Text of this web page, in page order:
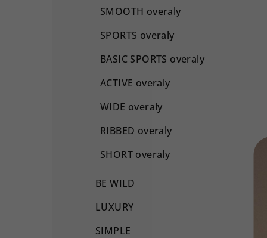
SMOOTH overaly
SPORTS overaly
BASIC SPORTS overaly
ACTIVE overaly
WIDE overaly
RIBBED overaly
SHORT overaly
BE WILD
LUXURY
SIMPLE